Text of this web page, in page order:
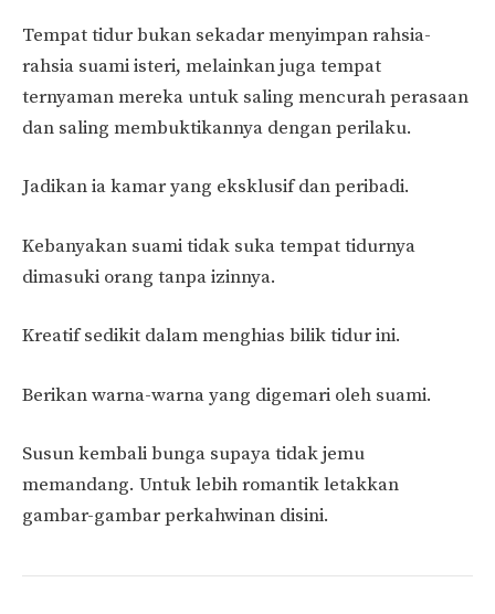
Tempat tidur bukan sekadar menyimpan rahsia-
rahsia suami isteri, melainkan juga tempat
ternyaman mereka untuk saling mencurah perasaan
dan saling membuktikannya dengan perilaku.
Jadikan ia kamar yang eksklusif dan peribadi.
Kebanyakan suami tidak suka tempat tidurnya
dimasuki orang tanpa izinnya.
Kreatif sedikit dalam menghias bilik tidur ini.
Berikan warna-warna yang digemari oleh suami.
Susun kembali bunga supaya tidak jemu
memandang. Untuk lebih romantik letakkan
gambar-gambar perkahwinan disini.